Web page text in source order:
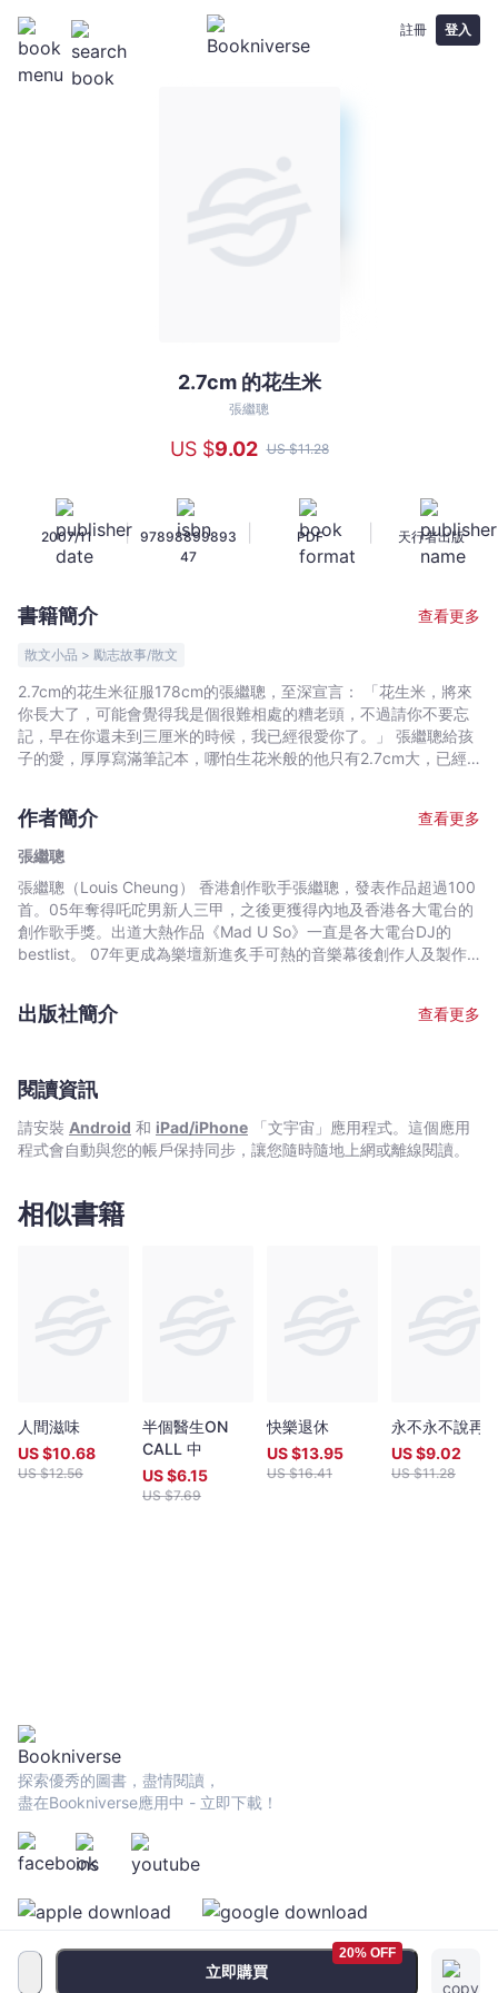
註冊 登入
-
文
宙
｜
Bookniverse
2.7cm 的花生米
張繼聰
US $9.02 US $11.28
2007/11 | 97898899893
47
PDF 天行者出版
書籍簡介 查看更多
散文小品 > 勵志故事/散文
2.7cm的花生米征服178cm的張繼聰，至深宣言： 「花生米，將來
你長大了，可能會覺得我是個很難相處的糟老頭，不過請你不要忘
記，早在你還未到三厘米的時候，我已經很愛你了。」 張繼聰給孩
子的愛，厚厚寫滿筆記本，哪怕生花米般的他只有2.7cm大，已經
中明白真正無所畏懼的愛。 將孩子氣變成男子氣，在看似複雜的世
界愛得簡單純粹。 這是張繼聰留給孩子的禮物，也是留給願意勇敢
學習成長的讀者的禮物。 林海峰、方大同、林健華、少爺占、
Donald、鄒凱光、王貽興、王菀芝、周國賢、Jan@Krusty、細
So、Wing、白只＠朱凌凌、朱薰、Oscar及梁文禮一人一封信，支
持花生米到底。
作者簡介
查看更多
張繼聰
張繼聰（Louis Cheung） 香港創作歌手張繼聰，發表作品超過100
首。05年奪得吒咜男新人三甲，之後更獲得內地及香港各大電台的
創作歌手獎。出道大熱作品《Mad U So》一直是各大電台DJ的
bestlist。 07年更成為樂壇新進炙手可熱的音樂幕後創作人及製作
他的演藝活動，拍攝超過100多套電視節目，包括《晴天雨天孩子
夫、張瞻的勇敢爸爸。
出版社簡介 查看更多
閱讀資訊
請安裝 Android 和 iPad/iPhone 「文宇宙」應用程式。這個應用
程式會自動與您的帳戶保持同步，讓您隨時隨地上網或離線閱讀。
相似書籍
人間滋味
US $10.68
US $12.56
半個醫生ON
CALL 中
US $6.15
US $7.69
快樂退休
US $13.95
US $16.41
永不永不說再
US $9.02
US $11.28
立即購買
20% OFF
探索優秀的圖書，盡情閱讀，
盡在Bookniverse應用中 - 立即下載！